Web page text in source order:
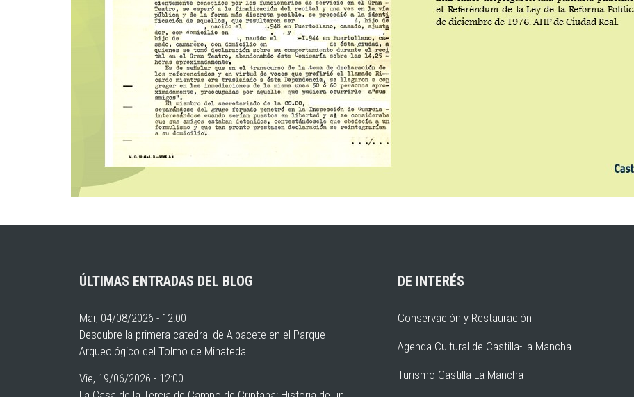
ÚLTIMAS ENTRADAS DEL BLOG
Mar, 04/08/2026 - 12:00
Descubre la primera catedral de Albacete en el Parque
Arqueológico del Tolmo de Minateda
Vie, 19/06/2026 - 12:00
DE INTERÉS
Conservación y Restauración
Agenda Cultural de Castilla-La Mancha
Turismo Castilla-La Mancha